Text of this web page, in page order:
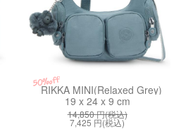
50%off
RIKKA MINI(Relaxed Grey)
19 x 24 x 9 cm
14,850円(税込)
7,425 円(税込)